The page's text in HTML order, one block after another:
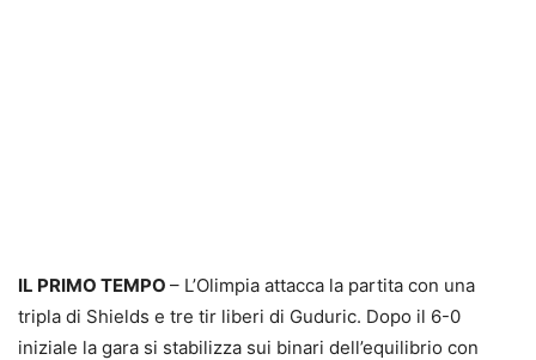
IL PRIMO TEMPO – L’Olimpia attacca la partita con una
tripla di Shields e tre tir liberi di Guduric. Dopo il 6-0
iniziale la gara si stabilizza sui binari dell’equilibrio con